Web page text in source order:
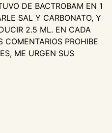
DE BACTROBAM EN 1
SAL Y CARBONATO, Y
2.5 ML. EN CADA
COMENTARIOS PROHIBE
ME URGEN SUS